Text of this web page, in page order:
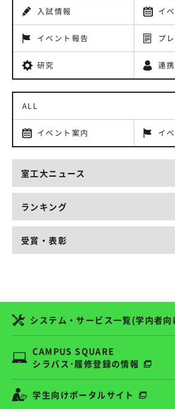
入試情報 イ
イベント報告 プ
研究 連携
ALL
イベント案内 イ
室工大ニュース
ランキング
受賞・表彰
システム・サービス一覧(学内者向
CAMPUS SQUARE
シラバス･履修登録の情報
学生向けポータルサイト